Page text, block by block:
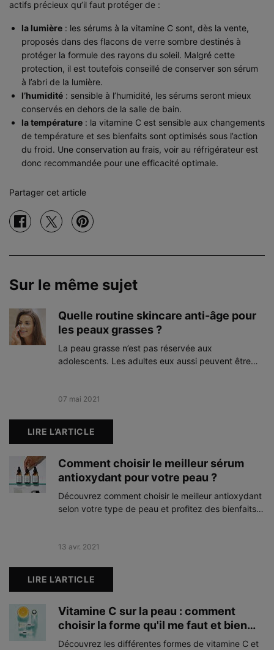
actifs précieux qu’il faut protéger de :
la lumière : les sérums à la vitamine C sont, dès la vente,
proposés dans des flacons de verre sombre destinés à
protéger la formule des rayons du soleil. Malgré cette
protection, il est toutefois conseillé de conserver son sérum
à l’abri de la lumière.
l’humidité : sensible à l’humidité, les sérums seront mieux
conservés en dehors de la salle de bain.
la température : la vitamine C est sensible aux changements
de température et ses bienfaits sont optimisés sous l’action
du froid. Une conservation au frais, voir au réfrigérateur est
donc recommandée pour une efficacité optimale.
Partager cet article
Partager sur facebook
Partager sur twitterPartager sur pinterest
Sur le même sujet
Quelle routine skincare anti-âge pour
les peaux grasses ?
La peau grasse n’est pas réservée aux
adolescents. Les adultes eux aussi peuvent être
travers de la peau qui vieillit et de ses contrariétés
routine beauté anti-âge spéciale peau grasse
imperfections et anti excès de sébum pour une
peau au top !
Creation Date:
07 mai 2021
Update Date:
LIRE L’ARTICLE
Comment choisir le meilleur sérum
antioxydant pour votre peau ?
Découvrez comment choisir le meilleur antioxydant
selon votre type de peau et profitez des bienfaits
Creation Date:
13 avr. 2021
Update Date:
LIRE L’ARTICLE
Vitamine C sur la peau : comment
choisir la forme qu'il me faut et bien
l'utiliser ?
Découvrez les différentes formes de vitamine C et